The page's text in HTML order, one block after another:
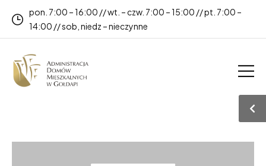
pon. 7:00 – 16:00 // wt. – czw. 7:00 – 15:00 // pt. 7:00 –
14:00 // sob, niedz – nieczynne